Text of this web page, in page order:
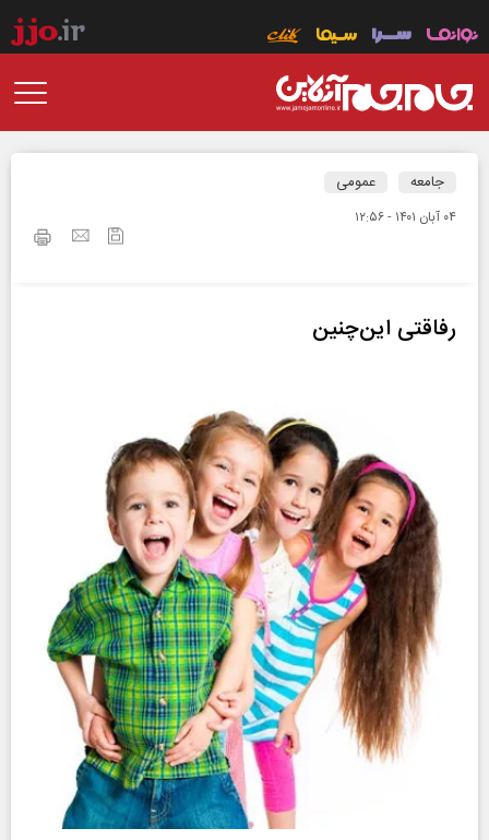
جامعه عمومی
۰۴ آبان ۱۴۰۱ - ۱۲:۵۶
رفاقتی این‌چنین